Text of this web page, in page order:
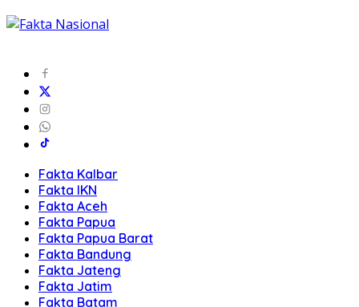
Fakta Kalbar
Fakta IKN
Fakta Aceh
Fakta Papua
Fakta Papua Barat
Fakta Bandung
Fakta Jateng
Fakta Jatim
Fakta Batam